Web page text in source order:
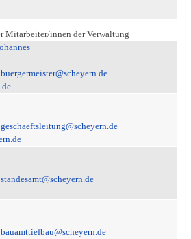
Mitarbeiter/innen der Verwaltung